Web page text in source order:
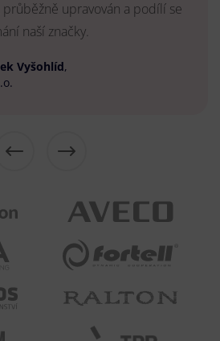
upravován a podílí se
naší značky.
Vyšohlíd,